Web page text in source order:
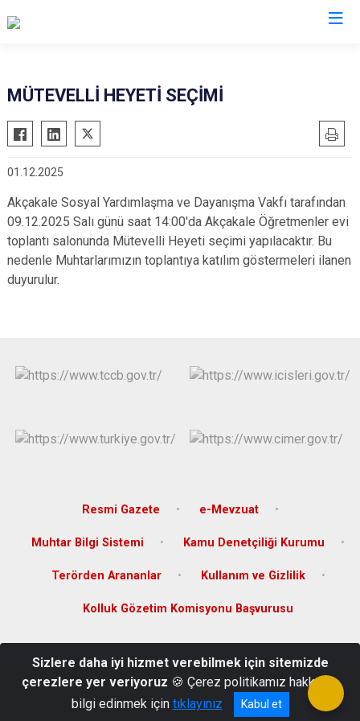
Akçakale
Birecik
Bozova
Ceylanpınar
Halfeti
Harran
Hilvan
Haliliye
Eyyübiye
Karaköprü
MÜTEVELLİ HEYETİ SEÇİMİ
01.12.2025
Akçakale Sosyal Yardımlaşma ve Dayanışma Vakfı tarafından
09.12.2025 Salı günü saat 14:00'da Akçakale Öğretmenler evi
toplantı salonunda Mütevelli Heyeti seçimi yapılacaktır. Bu
nedenle Muhtarlarımızın toplantıya katılım göstermeleri ilanen
duyurulur.
Resmi Gazete e-Mevzuat
Muhtar Bilgi Sistemi Kamu Denetçiliği Kurumu
Terörden Arananlar Kullanım ve Gizlilik
Kolluk Gözetim Komisyonu Başvurusu
Hürriyet Mahallesi İstasyon Caddesi No : 36 Hükmet Konağı 63500,
Akçakale-Şanlıurfa Telefon : +90 414 411 20 25
Sizlere daha iyi hizmet verebilmek için sitemizde
çerezlere yer veriyoruz 🍪 Çerez politikamız hakkında
bilgi edinmek için tıklayınız Kabul et